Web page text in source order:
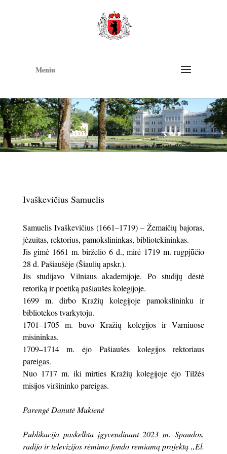
Meniu
Ivaškevičius Samuelis
Samuelis Ivaškevičius (1661–1719) – Žemaičių bajoras,
jėzuitas, rektorius, pamokslininkas, bibliotekininkas.
Jis gimė 1661 m. birželio 6 d., mirė 1719 m. rugpjūčio
28 d. Pašiaušėje (Šiaulių apskr.).
Jis studijavo Vilniaus akademijoje. Po studijų dėstė
retoriką ir poetiką pašiaušės kolegijoje.
1699 m. dirbo Kražių kolegijoje pamokslininku ir
bibliotekos tvarkytoju.
1701–1705 m. buvo Kražių kolegijos ir Varniuose
misininkas.
1709–1714 m. ėjo Pašiaušės kolegijos rektoriaus
pareigas.
Nuo 1717 m. iki mirties Kražių kolegijoje ėjo Tilžės
misijos viršininko pareigas.
Parengė Danutė Mukienė
Publikacija paskelbta įgyvendinant 2023 m. Spaudos,
radijo ir televizijos rėmimo fondo remiamą projektą „El.